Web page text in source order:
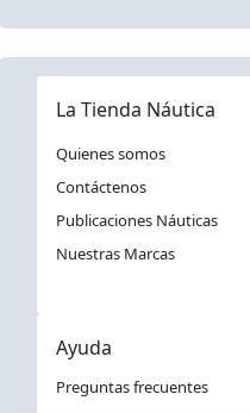
La Tienda Náutica
Quienes somos
Contáctenos
Publicaciones Náuticas
Nuestras Marcas
Ayuda
Preguntas frecuentes